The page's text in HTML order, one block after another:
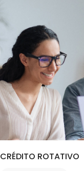
CRÉDITO ROTATIVO